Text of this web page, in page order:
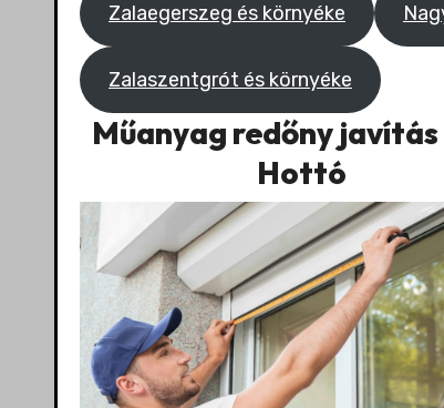
Zalaegerszeg és környéke
Zalaszentgrót és környéke
Műanyag redőny
Hottó